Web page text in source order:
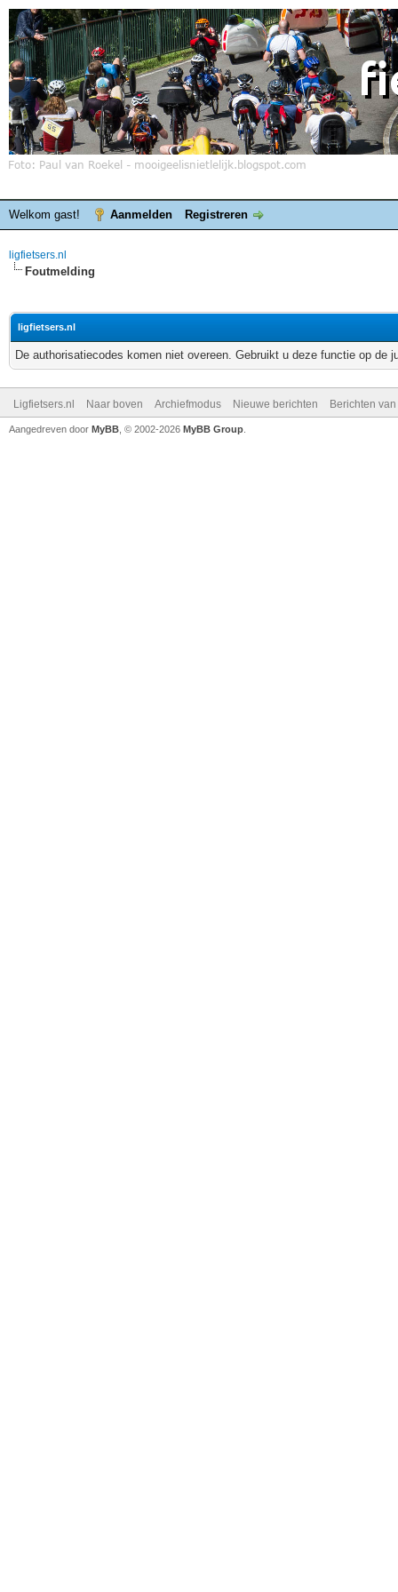
Welkom gast! Aanmelden Registreren
ligfietsers.nl
Foutmelding
ligfietsers.nl
De authorisatiecodes komen niet overeen. Gebruikt u deze functie op de
Ligfietsers.nl Naar boven Archiefmodus Nieuwe berichten Berichten
Aangedreven door MyBB , © 2002-2026 MyBB Group